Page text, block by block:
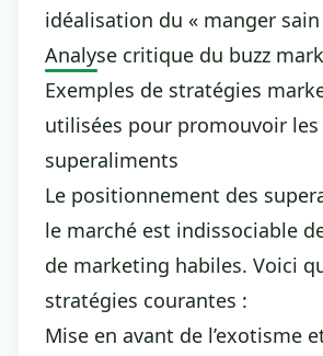
idéalisation du « manger sain
Analyse critique du buzz
Exemples de stratégies
utilisées pour promouvoir les
superaliments
Le positionnement des
le marché est indissociable
de marketing habiles. Voici
stratégies courantes :
Mise en avant de l’exotisme